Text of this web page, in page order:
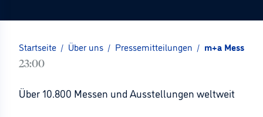
Startseite / Über uns / Pressemitteilungen / m+a
23:00
Über 10.800 Messen und Ausstellungen weltweit